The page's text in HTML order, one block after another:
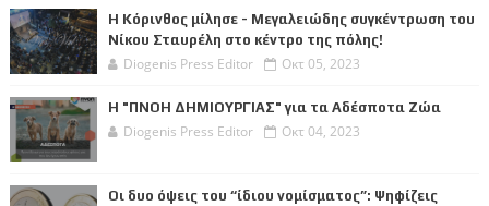
Η Κόρινθος μίλησε - Μεγαλειώδης συγκέντρωση του
Νίκου Σταυρέλη στο κέντρο της πόλης!
Diogenis Press Editor Οκτ 05, 2023
Η "ΠΝΟΗ ΔΗΜΙΟΥΡΓΙΑΣ" για τα Αδέσποτα Ζώα
Diogenis Press Editor Οκτ 04, 2023
Οι δυο όψεις του “ίδιου νομίσματος”: Ψηφίζεις